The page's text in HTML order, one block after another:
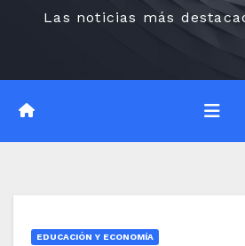
Las noticias más
EDUCACIÓN Y ECONOMÍA